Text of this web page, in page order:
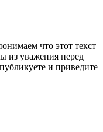
что этот текст
из уважения перед
и приведите